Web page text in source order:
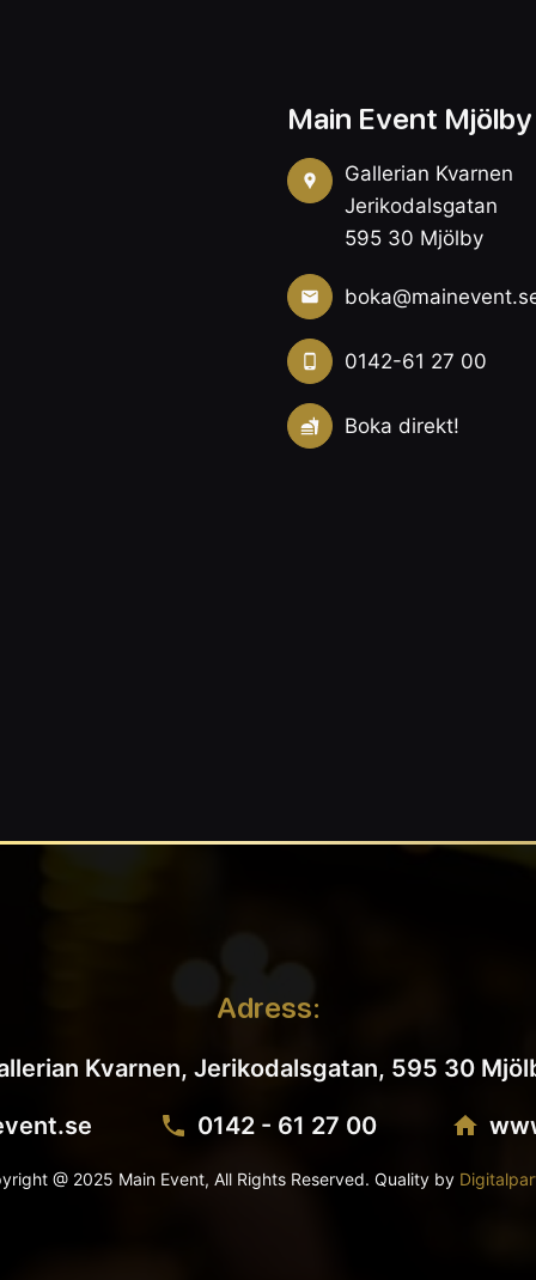
Main Event Mjölby
Gallerian Kvarnen
Jerikodalsgatan
595 30 Mjölby
0142-61 27 00
Boka direkt!
Adress:
Kvarnen, Jerikodalsgatan, 595 30
0142 - 61 27 00
@ 2025 Main Event, All Rights Reserved. Quality by